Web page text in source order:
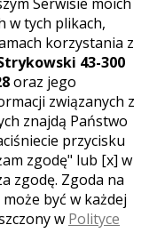
z moją
w tych plikach,
korzystania z
43-300
oraz jego
związanych z
znajdą Państwo
przycisku
zgodę" lub [x] w
zgodę. Zgoda na
być w każdej
w Polityce